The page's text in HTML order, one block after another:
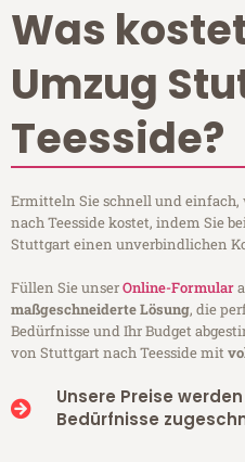
Was
Umzug
Teesside?
Ermitteln Sie schnell und
nach Teesside kostet, indem Sie
Stuttgart einen unverbindlichen
Füllen Sie unserOnline-Formular
maßgeschneiderte Lösung, die
Bedürfnisse und Ihr Budget
von Stuttgart nach Teesside mit
Unsere Preise
Bedürfnisse